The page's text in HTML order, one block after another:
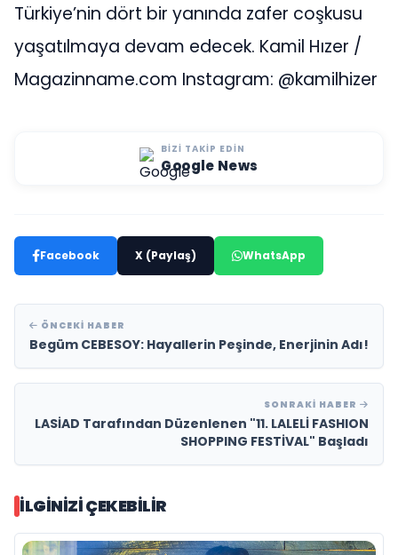
Türkiye’nin dört bir yanında zafer coşkusu
yaşatılmaya devam edecek. Kamil Hızer /
Magazinname.com Instagram: @kamilhizer
BIZI TAKIP EDIN
Google News
Facebook X (Paylaş) WhatsApp
ÖNCEKI HABER
Begüm CEBESOY: Hayallerin Peşinde, Enerjinin Adı!
SONRAKI HABER
LASİAD Tarafından Düzenlenen "11. LALELİ FASHION
SHOPPING FESTİVAL" Başladı
İLGINIZI ÇEKEBILIR